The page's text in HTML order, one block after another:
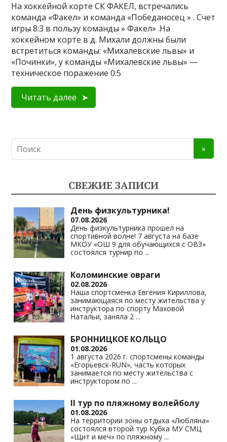
На хоккейной корте СК ФАКЕЛ, встречались
команда «Факел» и команда «Победаносец » . Счет
игры 8:3 в пользу команды » Факел» .На
хоккейном корте в д. Михали должны были
встретиться команды: «Михалевские львы» и
«Починки», у команды «Михалевские львы» —
техническое поражение 0:5
Читать далее
СВЕЖИЕ ЗАПИСИ
День физкультурника!
07.08.2026
День физкультурника прошел на
спортивной волне! 7 августа на базе
МКОУ «ОШ 9 для обучающихся с ОВЗ»
состоялся турнир по ...
Коломинские овраги
02.08.2026
Наша спортсменка Евгения Кириллова,
занимающаяся по месту жительства у
инструктора по спорту Маховой
Натальи, заняла 2 ...
БРОННИЦКОЕ КОЛЬЦО
01.08.2026
1 августа 2026 г. спортсмены команды
«Егорьевск-RUN», часть которых
занимается по месту жительства с
инструктором по ...
II тур по пляжному волейболу
01.08.2026
На территории зоны отдыха «Любляна»
состоялся второй тур Кубка МУ СМЦ
«Щит и меч» по пляжному ...